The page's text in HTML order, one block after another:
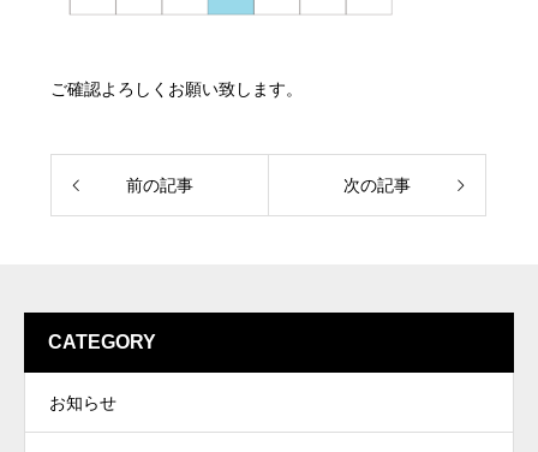
ご確認よろしくお願い致します。
前の記事 次の記事
CATEGORY
お知らせ